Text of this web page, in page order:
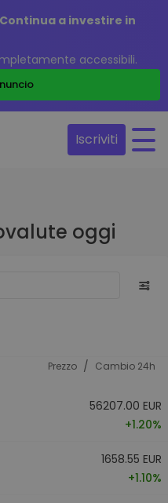
a investire in
accessibili.
Iscriviti
oggi
Prezzo / Cambio 24h
56207.00 EUR
+1.20%
1658.55 EUR
+1.10%